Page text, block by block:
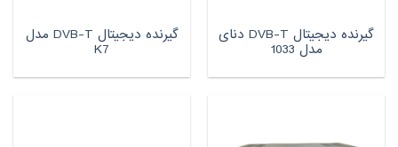
گیرنده دیجیتال DVB-T دنای
مدل 1033
گیرنده دیجیتال DVB-T مدل
K7